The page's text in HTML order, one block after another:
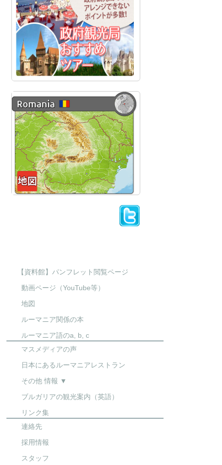
【資料館】パンフレット閲覧ページ
動画ページ（YouTube等）
地図
ルーマニア関係の本
ルーマニア語のa, b, c
マスメディアの声
日本にあるルーマニアレストラン
その他 情報 ▼
ブルガリアの観光案内（英語）
リンク集
連絡先
採用情報
スタッフ